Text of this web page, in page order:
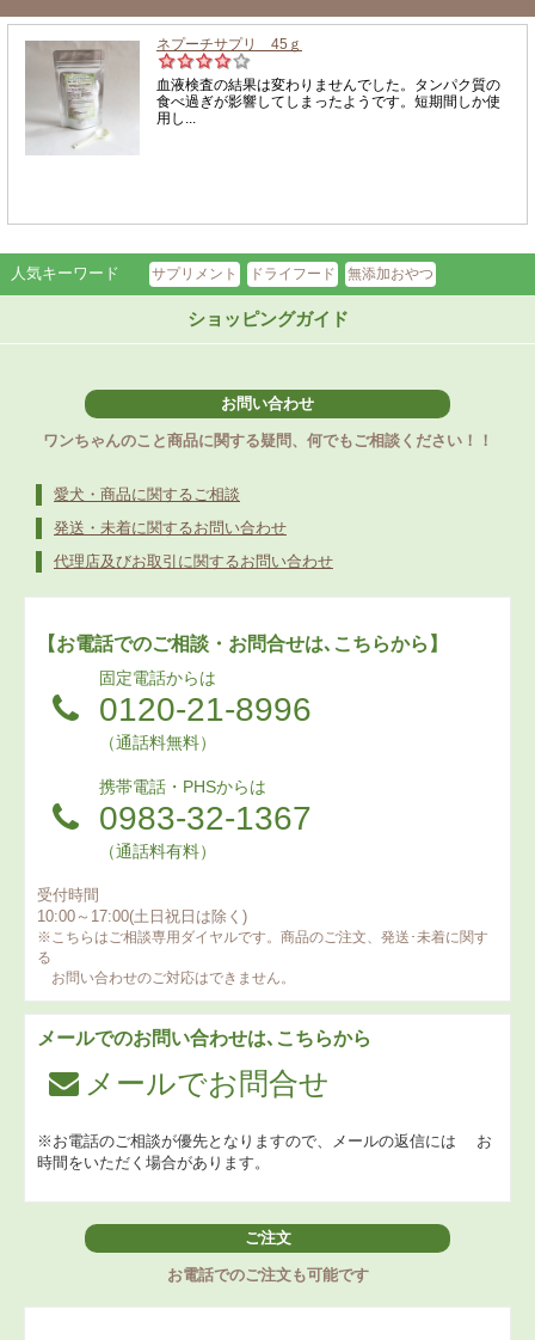
人気キーワード サプリメント ドライフード 無添加おやつ
ショッピングガイド
お問い合わせ
ワンちゃんのこと商品に関する疑問、何でもご相談ください！！
愛犬・商品に関するご相談
発送・未着に関するお問い合わせ
代理店及びお取引に関するお問い合わせ
【お電話でのご相談・お問合せは､こちらから】
固定電話からは
0120-21-8996
（通話料無料）
携帯電話・PHSからは
0983-32-1367
（通話料有料）
受付時間
10:00～17:00(土日祝日は除く)
※こちらはご相談専用ダイヤルです。商品のご注文、発送･未着に関す
る
お問い合わせのご対応はできません。
メールでのお問い合わせは､こちらから
メールでお問合せ
※お電話のご相談が優先となりますので、メールの返信には お
時間をいただく場合があります。
ご注文
お電話でのご注文も可能です